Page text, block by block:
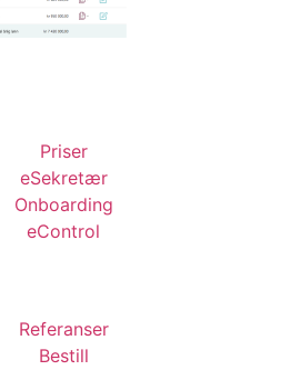
Priser
eSekretær
Onboarding
eControl
Referanser
Bestill